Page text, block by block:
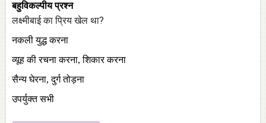
बहुविकल्पीय प्रश्न
लक्ष्मीबाई का प्रिय खेल था?
नकली युद्ध करना
व्यूह की रचना करना, शिकार करना
सैन्य घेरना, दुर्ग तोड़ना
उपर्युक्त सभी